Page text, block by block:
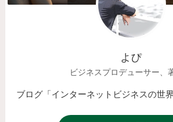
よぴ
ビジネスプロデューサー、
ブログ「インターネットビジネスの世界